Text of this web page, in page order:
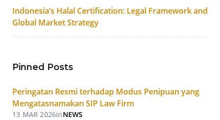
Indonesia’s Halal Certification: Legal Framework and
Global Market Strategy
Pinned Posts
Peringatan Resmi terhadap Modus Penipuan yang
Mengatasnamakan SIP Law Firm
13 MAR 2026inNEWS